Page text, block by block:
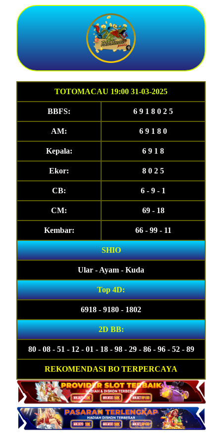
TOTOMACAU 19:00 31-03-2025
BBFS: 6 9 1 8 0 2 5
AM: 6 9 1 8 0
Kepala: 6 9 1 8
Ekor: 8 0 2 5
CB: 6 - 9 - 1
CM: 69 - 18
Kembar: 66 - 99 - 11
SHIO
Ular - Ayam - Kuda
Top 4D:
6918 - 9180 - 1802
2D BB:
80 - 08 - 51 - 12 - 01 - 18 - 98 - 29 - 86 - 96 - 52 - 89
REKOMENDASI BO TERPERCAYA